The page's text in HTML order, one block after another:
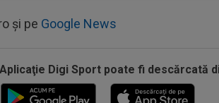
și pe Google News
Digi Sport poate fi descărcată